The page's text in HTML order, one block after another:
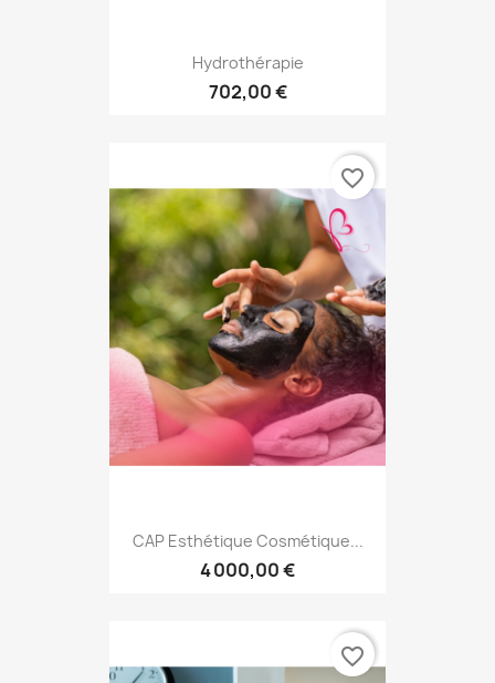
Hydrothérapie
702,00 €
CAP Esthétique Cosmétique...
4 000,00 €
favorite_border
favorite_border